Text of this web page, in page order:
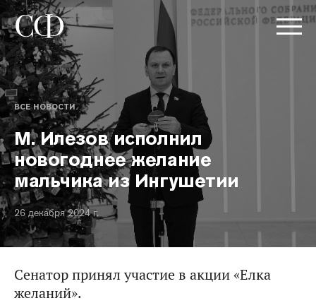
ВСЕ НОВОСТИ
М. Илезов исполнил
новогоднее желание
мальчика из Ингушетии
26 декабря 2024 г.
Сенатор принял участие в акции «Елка
желаний».